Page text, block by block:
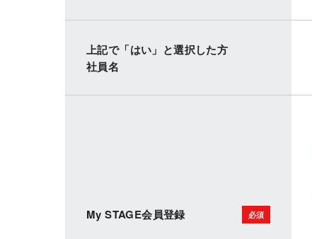
上記で「はい」と選択した方
社員名
My STAGE会員登録